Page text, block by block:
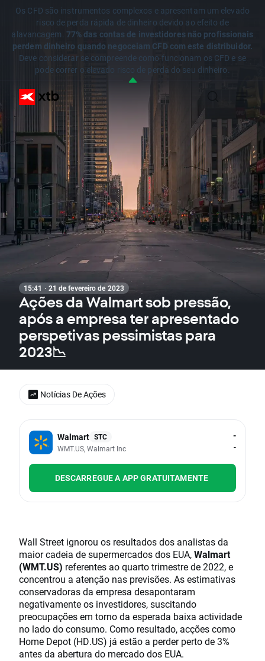
Os CFD são instrumentos complexos e apresentam um elevado
risco de perda rápida de dinheiro devido ao efeito de
alavancagem. 77% das contas de investidores não profissionais
perdem dinheiro quando negoceiam CFD com este distribuidor.
Deve considerar se compreende como funcionam os CFD e se
pode correr o elevado risco de perda do seu dinheiro.
15:41 · 21 de fevereiro de 2023
Ações da Walmart sob pressão,
após a empresa ter apresentado
perspetivas pessimistas para
2023📉
Walmart STC
WMT.US, Walmart Inc
-
-
DESCARREGUE A APP GRATUITAMENTE
Wall Street ignorou os resultados dos analistas da
maior cadeia de supermercados dos EUA,Walmart
(WMT.US) referentes ao quarto trimestre de 2022, e
concentrou a atenção nas previsões. As estimativas
conservadoras da empresa desapontaram
negativamente os investidores, suscitando
preocupações em torno da esperada baixa actividade
no lado do consumo. Como resultado, acções como
Home Depot (HD.US) já estão a perder perto de 3%
antes da abertura do mercado dos EUA.
Notícias De Ações